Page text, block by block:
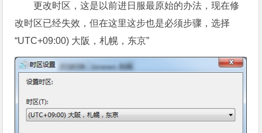
更改时区，这是以前进日服最原始的办法，现在修
改时区已经失效，但在这里这步也是必须步骤，选择
“UTC+09:00) 大阪，札幌，东京”